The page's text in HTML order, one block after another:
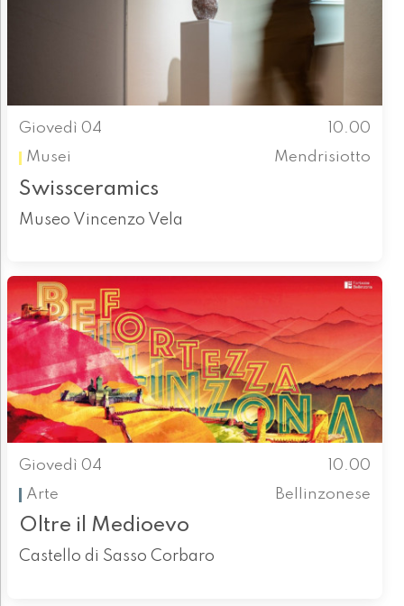
Giovedì 04
10.00
Musei
Mendrisiotto
Swissceramics
Museo Vincenzo Vela
Giovedì 04
10.00
Arte
Bellinzonese
Oltre il Medioevo
Castello di Sasso Corbaro